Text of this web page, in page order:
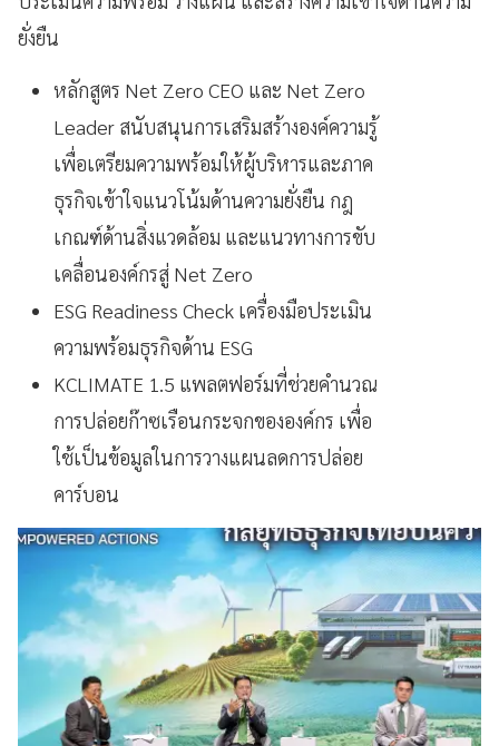
ยั่งยืน
หลักสูตร Net Zero CEO และ Net Zero
Leader สนับสนุนการเสริมสร้างองค์ความรู้
เพื่อเตรียมความพร้อมให้ผู้บริหารและภาค
ธุรกิจเข้าใจแนวโน้มด้านความยั่งยืน กฎ
เกณฑ์ด้านสิ่งแวดล้อม และแนวทางการขับ
เคลื่อนองค์กรสู่ Net Zero
ESG Readiness Check เครื่องมือประเมิน
ความพร้อมธุรกิจด้าน ESG
KCLIMATE 1.5 แพลตฟอร์มที่ช่วยคำนวณ
การปล่อยก๊าซเรือนกระจกขององค์กร เพื่อ
ใช้เป็นข้อมูลในการวางแผนลดการปล่อย
คาร์บอน